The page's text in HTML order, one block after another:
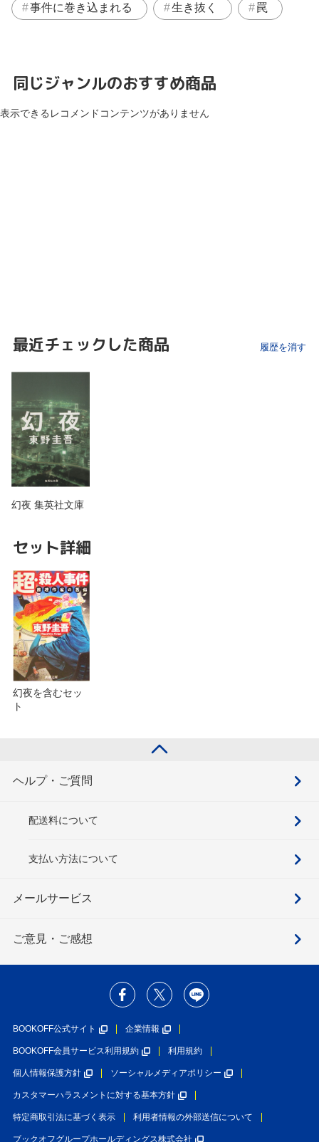
事件に巻き込まれる 生き抜く 罠
同じジャンルのおすすめ商品
表示できるレコメンドコンテンツがありません
最近チェックした商品 履歴を消す
幻夜 集英社文庫
セット詳細
幻夜を含むセッ
ト
ヘルプ・ご質問
配送料について
支払い方法について
メールサービス
ご意見・ご感想
BOOKOFF公式サイト 企業情報
BOOKOFF会員サービス利用規約 利用規約
個人情報保護方針 ソーシャルメディアポリシー
カスタマーハラスメントに対する基本方針
特定商取引法に基づく表示 利用者情報の外部送信について
ブックオフグループホールディングス株式会社